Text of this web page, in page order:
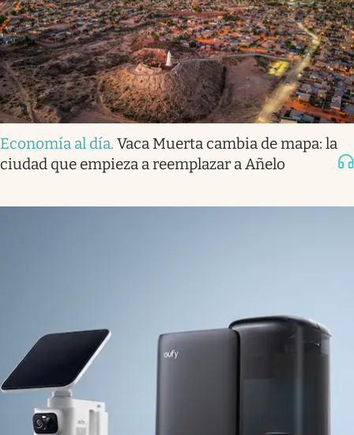
Economía al día. Vaca Muerta cambia de mapa: la
ciudad que empieza a reemplazar a Añelo